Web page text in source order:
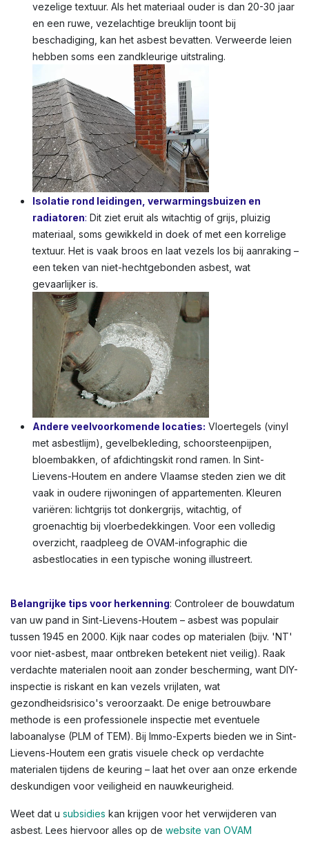
vezelige textuur. Als het materiaal ouder is dan 20-30 jaar
en een ruwe, vezelachtige breuklijn toont bij
beschadiging, kan het asbest bevatten. Verweerde leien
hebben soms een zandkleurige uitstraling.
Isolatie rond leidingen, verwarmingsbuizen en
radiatoren: Dit ziet eruit als witachtig of grijs, pluizig
materiaal, soms gewikkeld in doek of met een korrelige
textuur. Het is vaak broos en laat vezels los bij aanraking –
een teken van niet-hechtgebonden asbest, wat
gevaarlijker is.
Andere veelvoorkomende locaties: Vloertegels (vinyl
met asbestlijm), gevelbekleding, schoorsteenpijpen,
bloembakken, of afdichtingskit rond ramen. In Sint-
Lievens-Houtem en andere Vlaamse steden zien we dit
vaak in oudere rijwoningen of appartementen. Kleuren
variëren: lichtgrijs tot donkergrijs, witachtig, of
groenachtig bij vloerbedekkingen. Voor een volledig
overzicht, raadpleeg de OVAM-infographic die
asbestlocaties in een typische woning illustreert.
Belangrijke tips voor herkenning: Controleer de bouwdatum
van uw pand in Sint-Lievens-Houtem – asbest was populair
tussen 1945 en 2000. Kijk naar codes op materialen (bijv. 'NT'
voor niet-asbest, maar ontbreken betekent niet veilig). Raak
verdachte materialen nooit aan zonder bescherming, want DIY-
inspectie is riskant en kan vezels vrijlaten, wat
gezondheidsrisico's veroorzaakt. De enige betrouwbare
methode is een professionele inspectie met eventuele
laboanalyse (PLM of TEM). Bij Immo-Experts bieden we in Sint-
Lievens-Houtem een gratis visuele check op verdachte
materialen tijdens de keuring – laat het over aan onze erkende
deskundigen voor veiligheid en nauwkeurigheid.
Weet dat u subsidies kan krijgen voor het verwijderen van
asbest. Lees hiervoor alles op de website van OVAM